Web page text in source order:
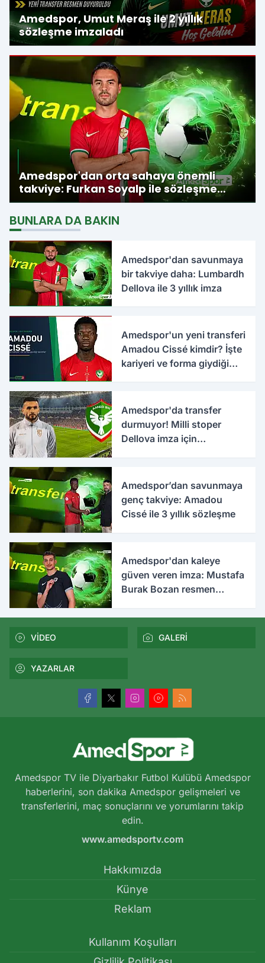
Amedspor, Umut Meraş ile 2 yıllık
sözleşme imzaladı
Amedspor'dan orta sahaya önemli
takviye: Furkan Soyalp ile sözleşme
imzalandı
BUNLARA DA BAKIN
Amedspor'dan savunmaya
bir takviye daha: Lumbardh
Dellova ile 3 yıllık imza
Amedspor'un yeni transferi
Amadou Cissé kimdir? İşte
kariyeri ve forma giydiği
Amedspor'da transfer
durmuyor! Milli stoper
Dellova imza için
Amedspor’dan savunmaya
genç takviye: Amadou
Cissé ile 3 yıllık sözleşme
Amedspor'dan kaleye
güven veren imza: Mustafa
Burak Bozan resmen
VİDEO GALERİ
YAZARLAR
Amedspor TV ile Diyarbakır Futbol Kulübü Amedspor
haberlerini, son dakika Amedspor gelişmeleri ve
transferlerini, maç sonuçlarını ve yorumlarını takip
edin.
www.amedsportv.com
Hakkımızda
Künye
Reklam
Kullanım Koşulları